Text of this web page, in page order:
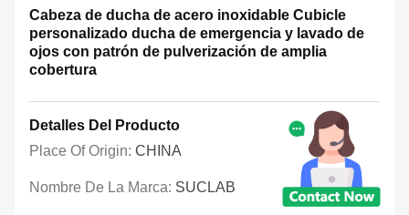
Cabeza de ducha de acero inoxidable Cubicle
personalizado ducha de emergencia y lavado de
ojos con patrón de pulverización de amplia
cobertura
Detalles Del Producto
Place Of Origin: CHINA
Nombre De La Marca: SUCLAB